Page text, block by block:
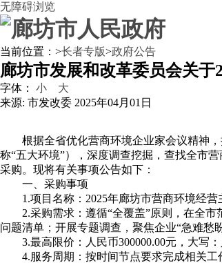
无障碍浏览
当前位置： >长者专版>政府公告
廊坊市发展和改革委员会关
字体： 小
大
来源: 市发改委 2025年04月01日
根据全省优化营商环境企业家会议精神
称“五大环境”），深度调查挖掘，查找全市
采购。现将有关事项公告如下：
一、采购事项
1.项目名称：2025年廊坊市营商环境经营
2.采购需求：遵循“全覆盖”原则，在全
问题清单；开展专题调查，聚焦企业“急难愁
3.最高限价：人民币300000.00元，大写
4.服务周期：按时间节点要求完成相关工